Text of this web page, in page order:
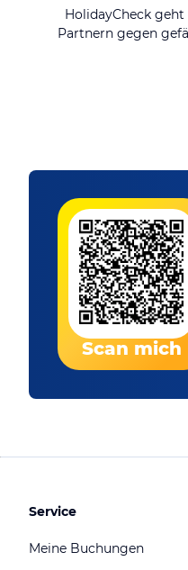
HolidayCheck
Partnern gegen
Scan mich
Service
Meine Buchungen